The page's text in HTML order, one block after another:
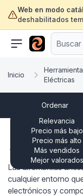
Web en modo
deshabilitados
Inicio
Eléctricas
Ordenar
Relevancia
Precio más bajo
Precio más alto
Más vendidos
Mejor valorados
Las alfombrillas
cualquier entorno
electrónicos y